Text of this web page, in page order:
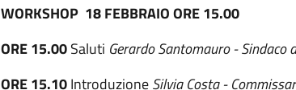
WORKSHOP 18 FEBBRAIO ORE 15.00
ORE 15.00Saluti Gerardo Santomauro - Sindaco
ORE 15.10IntroduzioneSilvia Costa -